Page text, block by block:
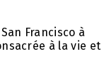
Francisco à
à la vie et